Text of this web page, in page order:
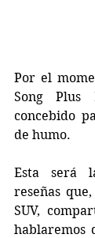
Por el
Song Plus
concebido
de humo.
Esta será
reseñas
SUV,
hablaremos